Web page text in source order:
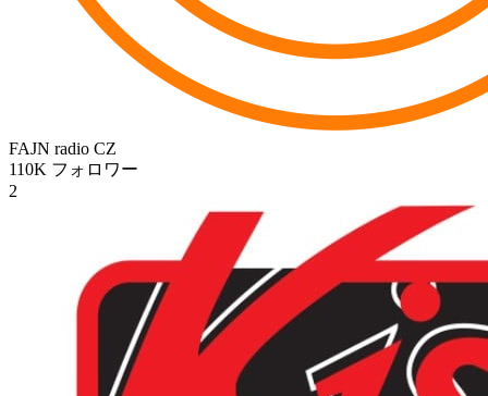
FAJN radio CZ
110K フォロワー
2